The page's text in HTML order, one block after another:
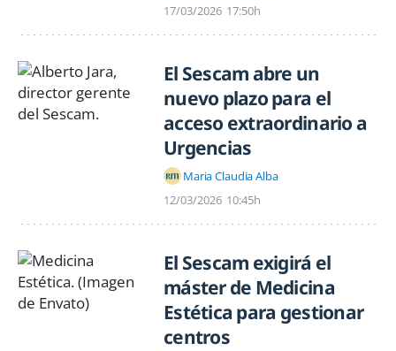
17/03/2026 17:50h
El Sescam abre un
nuevo plazo para el
acceso extraordinario a
Urgencias
Maria Claudia Alba
12/03/2026 10:45h
El Sescam exigirá el
máster de Medicina
Estética para gestionar
centros